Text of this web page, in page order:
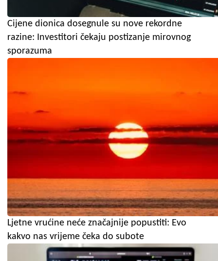
Cijene dionica dosegnule su nove rekordne
razine: Investitori čekaju postizanje mirovnog
sporazuma
Ljetne vrućine neće značajnije popustiti: Evo
kakvo nas vrijeme čeka do subote